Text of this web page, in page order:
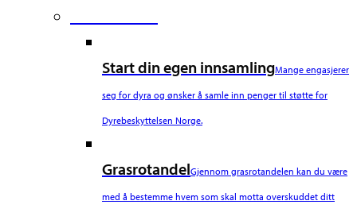
Start din egen innsamlingMange engasjerer
seg for dyra og ønsker å samle inn penger til støtte for
Dyrebeskyttelsen Norge.
GrasrotandelGjennom grasrotandelen kan du være
med å bestemme hvem som skal motta overskuddet ditt